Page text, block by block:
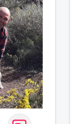
partager
sérieuse
le
Si tu
et les
ce qu'elles
à venir
faire